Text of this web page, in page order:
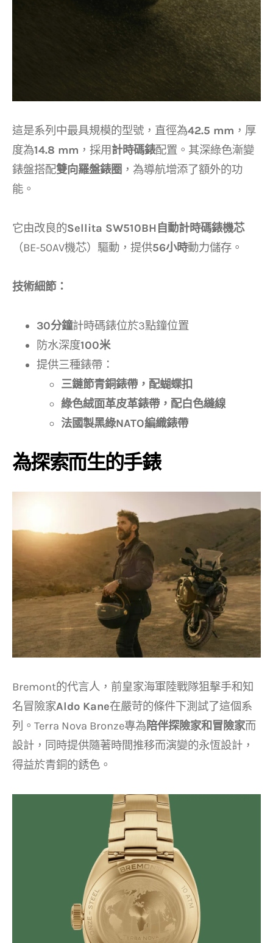
這是系列中最具規模的型號，直徑為42.5 mm ，厚
度為14.8 mm ，採用計時碼錶配置。其深綠色漸變
錶盤搭配雙向羅盤錶圈 ，為導航增添了額外的功
能。
它由改良的Sellita SW510BH自動計時碼錶機芯
（BE-50AV機芯）驅動，提供56小時動力儲存。
技術細節：
30分鐘計時碼錶位於3點鐘位置
防水深度100米
提供三種錶帶：
三鏈節青銅錶帶，配蝴蝶扣
綠色絨面革皮革錶帶，配白色縫線
法國製黑綠NATO編織錶帶
為探索而生的手錶
Bremont的代言人，前皇家海軍陸戰隊狙擊手和知
名冒險家Aldo Kane在嚴苛的條件下測試了這個系
列。Terra Nova Bronze專為陪伴探險家和冒險家而
設計，同時提供隨著時間推移而演變的永恆設計，
得益於青銅的銹色。